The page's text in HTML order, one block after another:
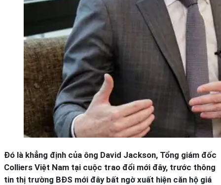
Đó là khẳng định của ông David Jackson, Tổng giám đốc
Colliers Việt Nam tại cuộc trao đổi mới đây, trước thông
tin thị trường BĐS mới đây bất ngờ xuất hiện căn hộ giá